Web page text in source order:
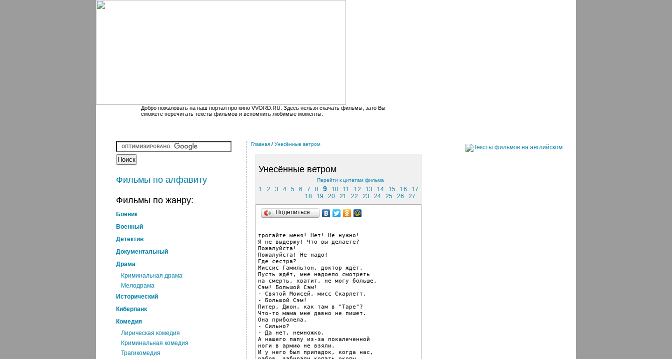
Добро пожаловать на наш портал про кино VVORD.RU. Здесь нельзя скачать фильмы, зато Вы
сможете перечитать тексты фильмов и вспомнить любимые моменты.
Фильмы по алфавиту
Фильмы по жанру:
Боевик
Военный
Детектив
Документальный
Драма
Криминальная драма
Мелодрама
Исторический
Киберпанк
Комедия
Лирическая комедия
Криминальная комедия
Трагикомедия
Главная / Унесённые ветром
Унесённые ветром
Перейти к цитатам фильма
1 2 3 4 5 6 7 8 9 10 11 12 13 14 15 16
17
18
19 20 21 22 23 24 25 26 27
Поделиться…
трогайте меня! Нет! Не нужно!
Я не выдержу! Что вы делаете?
Пожалуйста!
Пожалуйста! Не надо!
Где сестра?
Миссис Гамильтон, доктор ждёт.
Пусть ждёт, мне надоело смотреть
на смерть, хватит, не могу больше.
Сэм! Большой Сэм!
- Святой Моисей, мисс Скарлетт.
- Большой Сэм!
Питер, Джон, как там в "Таре"?
Что-то мама мне давно не пишет.
Она приболела.
- Сильно?
- Да нет, немножко.
А нашего папу из-за покалеченной
ноги в армию не взяли.
И у него был припадок, когда нас,